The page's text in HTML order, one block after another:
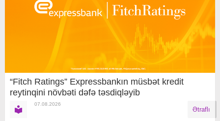
“Fitch Ratings” Expressbankın müsbət kredit
reytinqini növbəti dəfə təsdiqləyib
07.08.2026
Ətraflı